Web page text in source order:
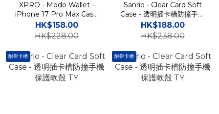
XPRO - Modo Wallet -
iPhone 17 Pro Max Case
貼身防撞翻蓋皮革插卡支架
手機保護殼
HK$158.00
HK$228.00
Sanrio - Clear Card Soft
Case - 透明插卡槽防撞手機
保護軟殼 TY
HK$188.00
HK$238.00
附帶卡槽 附帶卡槽